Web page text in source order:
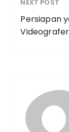
NEXT POST
Persiapan